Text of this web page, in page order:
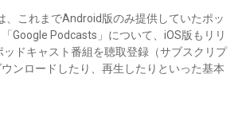
、これまでAndroid版のみ提供していたポッ
Google Podcasts」について、iOS版もリリ
ッドキャスト番組を聴取登録（サブスクリプ
ンロードしたり、再生したりといった基本